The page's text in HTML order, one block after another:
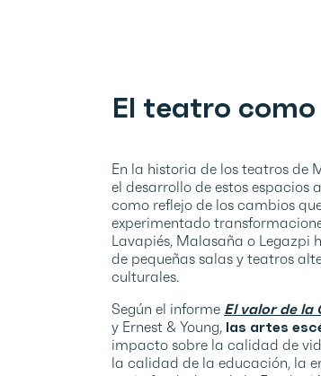
El teatro
En la historia de los teatros de
el desarrollo de estos espacios
como reflejo de los cambios
experimentado
Lavapiés, Malasaña o
de pequeñas salas y teatros
culturales.
Según el informe El valor de la
y Ernest & Young, las artes
impacto sobre la calidad de
la calidad de la educación, la